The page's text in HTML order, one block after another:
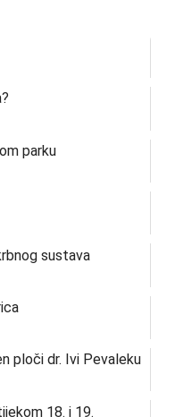
parku
sustava
ploči dr. Ivi Pevaleku
18. i 19.